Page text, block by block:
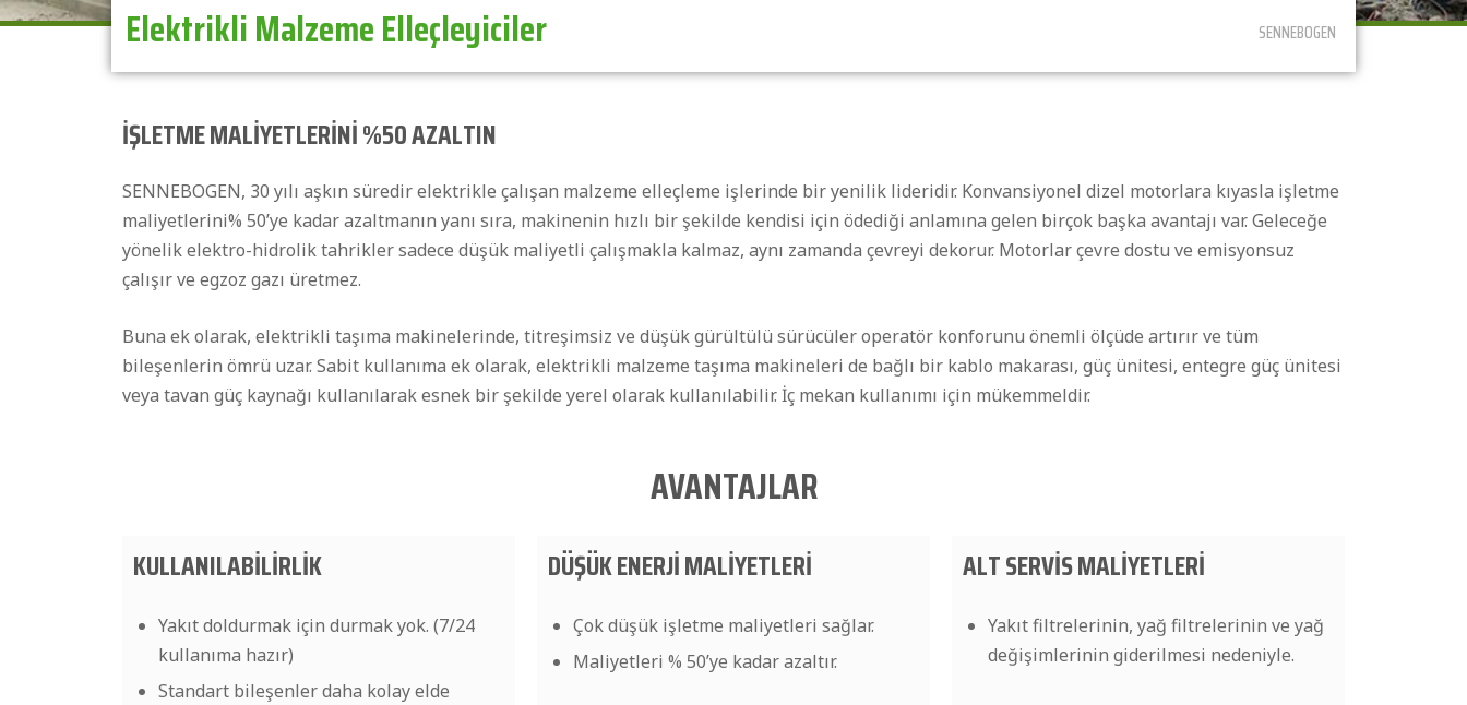
Elektrikli Malzeme Elleçleyiciler SENNEBOGEN
İŞLETME MALİYETLERİNİ %50 AZALTIN
SENNEBOGEN, 30 yılı aşkın süredir elektrikle çalışan malzeme elleçleme işlerinde bir yenilik lideridir. Konvansiyonel dizel motorlara kıyasla işletme
maliyetlerini% 50’ye kadar azaltmanın yanı sıra, makinenin hızlı bir şekilde kendisi için ödediği anlamına gelen birçok başka avantajı var. Geleceğe
yönelik elektro-hidrolik tahrikler sadece düşük maliyetli çalışmakla kalmaz, aynı zamanda çevreyi dekorur. Motorlar çevre dostu ve emisyonsuz
çalışır ve egzoz gazı üretmez.
Buna ek olarak, elektrikli taşıma makinelerinde, titreşimsiz ve düşük gürültülü sürücüler operatör konforunu önemli ölçüde artırır ve tüm
bileşenlerin ömrü uzar. Sabit kullanıma ek olarak, elektrikli malzeme taşıma makineleri de bağlı bir kablo makarası, güç ünitesi, entegre güç ünitesi
veya tavan güç kaynağı kullanılarak esnek bir şekilde yerel olarak kullanılabilir. İç mekan kullanımı için mükemmeldir.
AVANTAJLAR
KULLANILABİLİRLİK
Yakıt doldurmak için durmak yok. (7/24
kullanıma hazır)
Standart bileşenler daha kolay elde
DÜŞÜK ENERJİ MALİYETLERİ
Çok düşük işletme maliyetleri sağlar.
Maliyetleri % 50’ye kadar azaltır.
ALT SERVİS MALİYETLERİ
Yakıt filtrelerinin, yağ filtrelerinin ve yağ
değişimlerinin giderilmesi nedeniyle.